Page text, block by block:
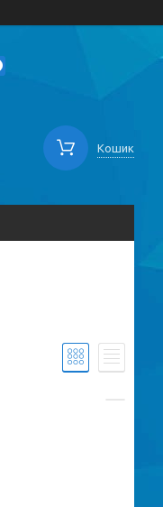
Кошик